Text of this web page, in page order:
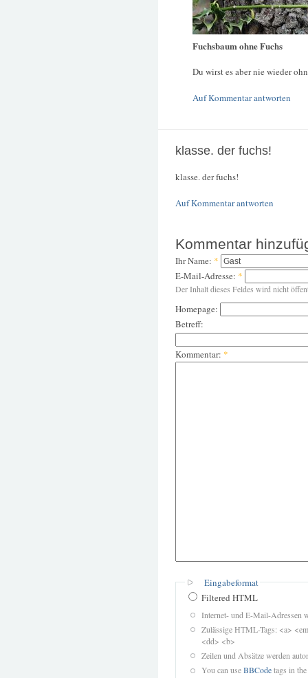
Fuchsbaum ohne Fuchs
Du wirst es aber nie wieder
Auf Kommentar antworten
klasse. der fuchs!
klasse. der fuchs!
Auf Kommentar antworten
Kommentar
Ihr Name: *
E-Mail-Adresse: *
Der Inhalt dieses Feldes wird nicht
Homepage:
Betreff:
Kommentar: *
Eingabeformat
Filtered HTML
Internet- und E-Mail-Adressen
Zulässige HTML-Tags: <a>
<dd> <b>
Zeilen und Absätze werden
You can useBBCodetags in